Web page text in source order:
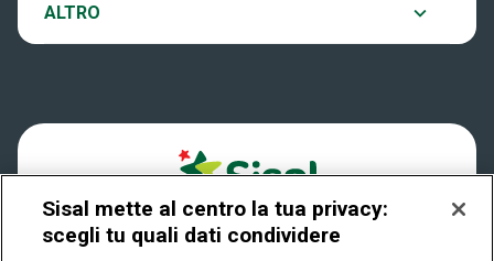
Play Your Date
Dove si gioca
Quanto si vince
Come riscuotere
ALTRO
Notifiche
Privacy
Sisal mette al centro la tua privacy:
scegli tu quali dati condividere